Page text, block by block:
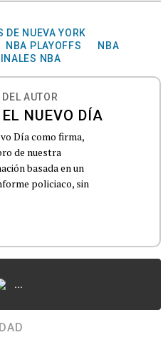
DE NUEVA YORK
NBA PLAYOFFS
NBA
NBA
AUTOR
NUEVO DÍA
Día como firma,
de nuestra
basada en un
policiaco, sin
...